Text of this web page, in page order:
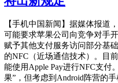
【手机中国新闻】据媒体报道
可能要求苹果公司向竞争对手
赋予其他支付服务访问部分基
的NFC（近场通信技术）。目
能使用Apple Pay进行NFC支付
果”，但考虑到Android阵营的